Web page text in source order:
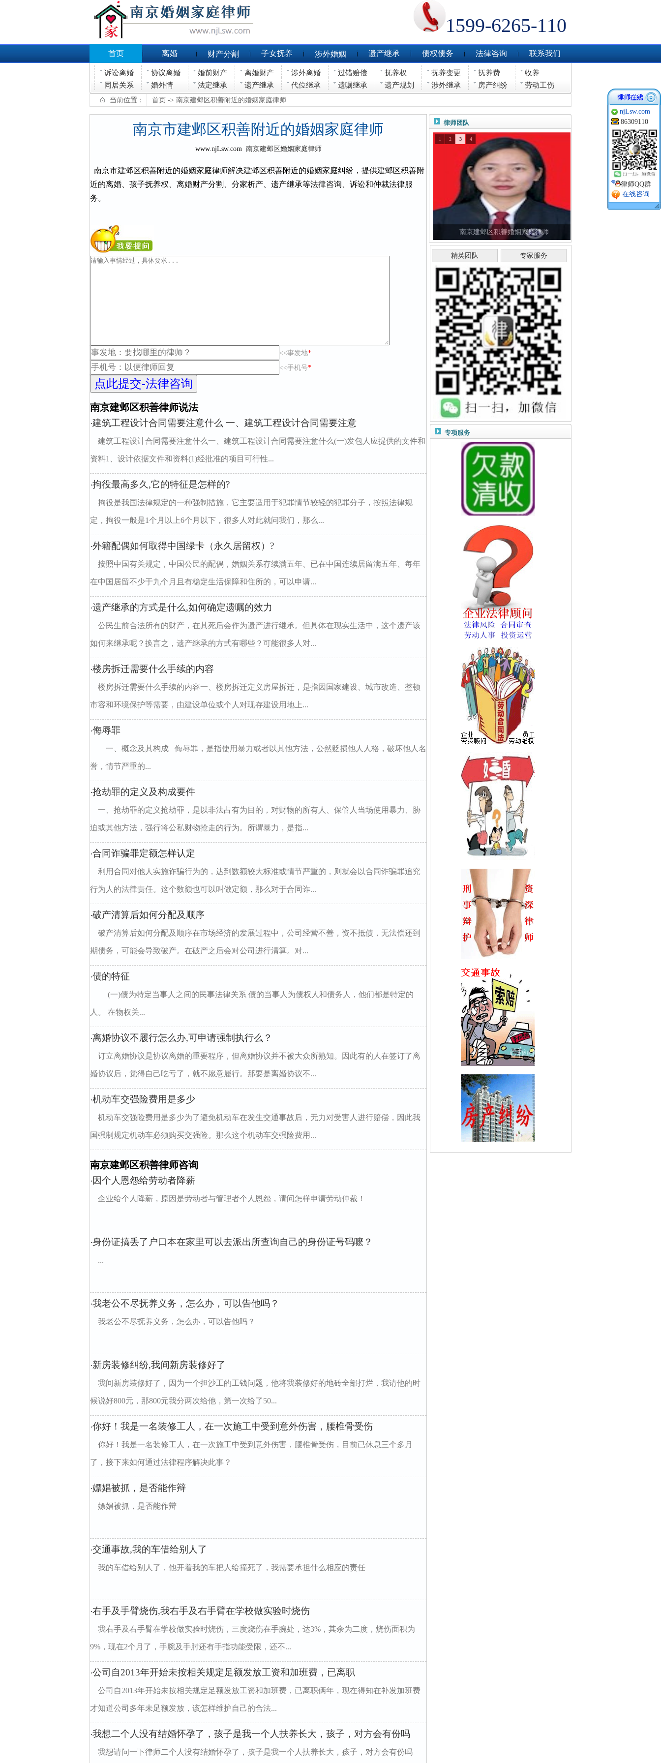
1599-6265-110
首页 离婚 财产分割 子女抚养 涉外婚姻 遗产继承 债权债务 法律咨询 联系我们
诉讼离婚 协议离婚 婚前财产 离婚财产 涉外离婚 过错赔偿 抚养权 抚养变更 抚养费
收养
同居关系
婚外情 法定继承 遗产继承 代位继承 遗嘱继承 遗产规划 涉外继承 房产纠纷 劳动工伤
当前位置： 首页 -> 南京建邺区积善附近的婚姻家庭律师
南京市建邺区积善附近的婚姻家庭律师
www.njLsw.com 南京建邺区婚姻家庭律师
南京市建邺区积善附近的婚姻家庭律师解决建邺区积善附近的婚姻家庭纠纷，提供建邺区积善附
近的离婚、孩子抚养权、离婚财产分割、分家析产、遗产继承等法律咨询、诉讼和仲裁法律服
务。
<<事发地*
<<手机号*
南京建邺区积善律师说法
·建筑工程设计合同需要注意什么 一、建筑工程设计合同需要注意
建筑工程设计合同需要注意什么一、建筑工程设计合同需要注意什么(一)发包人应提供的文件和
资料1、设计依据文件和资料(1)经批准的项目可行性...
·拘役最高多久,它的特征是怎样的?
拘役是我国法律规定的一种强制措施，它主要适用于犯罪情节较轻的犯罪分子，按照法律规
定，拘役一般是1个月以上6个月以下，很多人对此就问我们，那么...
·外籍配偶如何取得中国绿卡（永久居留权）?
按照中国有关规定，中国公民的配偶，婚姻关系存续满五年、已在中国连续居留满五年、每年
在中国居留不少于九个月且有稳定生活保障和住所的，可以申请...
·遗产继承的方式是什么,如何确定遗嘱的效力
公民生前合法所有的财产，在其死后会作为遗产进行继承。但具体在现实生活中，这个遗产该
如何来继承呢？换言之，遗产继承的方式有哪些？可能很多人对...
·楼房拆迁需要什么手续的内容
楼房拆迁需要什么手续的内容一、楼房拆迁定义房屋拆迁，是指因国家建设、城市改造、整顿
市容和环境保护等需要，由建设单位或个人对现存建设用地上...
·侮辱罪
一、概念及其构成 侮辱罪，是指使用暴力或者以其他方法，公然贬损他人人格，破坏他人名
誉，情节严重的...
·抢劫罪的定义及构成要件
一、抢劫罪的定义抢劫罪，是以非法占有为目的，对财物的所有人、保管人当场使用暴力、胁
迫或其他方法，强行将公私财物抢走的行为。所谓暴力，是指...
·合同诈骗罪定额怎样认定
利用合同对他人实施诈骗行为的，达到数额较大标准或情节严重的，则就会以合同诈骗罪追究
行为人的法律责任。这个数额也可以叫做定额，那么对于合同诈...
·破产清算后如何分配及顺序
破产清算后如何分配及顺序在市场经济的发展过程中，公司经营不善，资不抵债，无法偿还到
期债务，可能会导致破产。在破产之后会对公司进行清算。对...
·债的特征
(一)债为特定当事人之间的民事法律关系 债的当事人为债权人和债务人，他们都是特定的
人。 在物权关...
·离婚协议不履行怎么办,可申请强制执行么？
订立离婚协议是协议离婚的重要程序，但离婚协议并不被大众所熟知。因此有的人在签订了离
婚协议后，觉得自己吃亏了，就不愿意履行。那要是离婚协议不...
·机动车交强险费用是多少
机动车交强险费用是多少为了避免机动车在发生交通事故后，无力对受害人进行赔偿，因此我
国强制规定机动车必须购买交强险。那么这个机动车交强险费用...
南京建邺区积善律师咨询
· 因个人恩怨给劳动者降薪
企业给个人降薪，原因是劳动者与管理者个人恩怨，请问怎样申请劳动仲裁！
·身份证搞丢了户口本在家里可以去派出所查询自己的身份证号码嚒？
...
·我老公不尽抚养义务，怎么办，可以告他吗？
我老公不尽抚养义务，怎么办，可以告他吗？
·新房装修纠纷,我间新房装修好了
我间新房装修好了，因为一个担沙工的工钱问题，他将我装修好的地砖全部打烂，我请他的时
候说好800元，那800元我分两次给他，第一次给了50...
·你好！我是一名装修工人，在一次施工中受到意外伤害，腰椎骨受伤
你好！我是一名装修工人，在一次施工中受到意外伤害，腰椎骨受伤，目前已休息三个多月
了，接下来如何通过法律程序解决此事？
·嫖娼被抓，是否能作辩
嫖娼被抓，是否能作辩
·交通事故,我的车借给别人了
我的车借给别人了，他开着我的车把人给撞死了，我需要承担什么相应的责任
·右手及手臂烧伤,我右手及右手臂在学校做实验时烧伤
我右手及右手臂在学校做实验时烧伤，三度烧伤在手腕处，达3%，其余为二度，烧伤面积为
9%，现在2个月了，手腕及手肘还有手指功能受限，还不...
·公司自2013年开始未按相关规定足额发放工资和加班费，已离职
公司自2013年开始未按相关规定足额发放工资和加班费，已离职俩年，现在得知在补发加班费
才知道公司多年未足额发放，该怎样维护自己的合法...
·我想二个人没有结婚怀孕了，孩子是我一个人扶养长大，孩子，对方会有份吗
我想请问一下律师二个人没有结婚怀孕了，孩子是我一个人扶养长大，孩子，对方会有份吗
律师团队
南京建邺区积善婚姻家庭律师
1 2 3 4
精英团队 专家服务
专项服务
长江隧道婚姻家庭律师 双和村婚姻家庭律
njLsw.com
86309110
律师QQ群
.在线咨询